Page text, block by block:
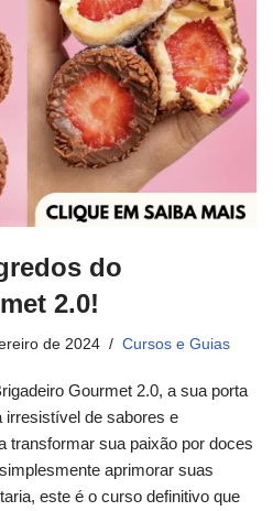
do
2.0!
de 2024 Cursos e Guias
Gourmet 2.0, a sua porta
irresistível de sabores e
transformar sua paixão por doces
aprimorar suas
este é o curso definitivo que